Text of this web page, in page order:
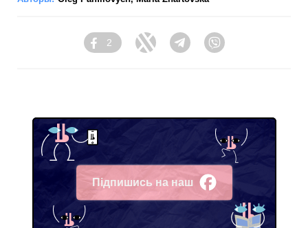
Facebook
2
Twitter TelegramViber
Підпишись на наш
Facebook